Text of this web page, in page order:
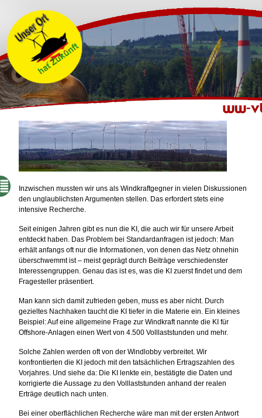
Inzwischen mussten wir uns als Windkraftgegner in vielen Diskussionen
den unglaublichsten Argumenten stellen. Das erfordert stets eine
intensive Recherche.
Seit einigen Jahren gibt es nun die KI, die auch wir für unsere Arbeit
entdeckt haben. Das Problem bei Standardanfragen ist jedoch: Man
erhält anfangs oft nur die Informationen, von denen das Netz ohnehin
überschwemmt ist – meist geprägt durch Beiträge verschiedenster
Interessengruppen. Genau das ist es, was die KI zuerst findet und dem
Fragesteller präsentiert.
Man kann sich damit zufrieden geben, muss es aber nicht. Durch
gezieltes Nachhaken taucht die KI tiefer in die Materie ein. Ein kleines
Beispiel: Auf eine allgemeine Frage zur Windkraft nannte die KI für
Offshore-Anlagen einen Wert von 4.500 Volllaststunden und mehr.
Solche Zahlen werden oft von der Windlobby verbreitet. Wir
konfrontierten die KI jedoch mit den tatsächlichen Ertragszahlen des
Vorjahres. Und siehe da: Die KI lenkte ein, bestätigte die Daten und
korrigierte die Aussage zu den Volllaststunden anhand der realen
Erträge deutlich nach unten.
Bei einer oberflächlichen Recherche wäre man mit der ersten Antwort